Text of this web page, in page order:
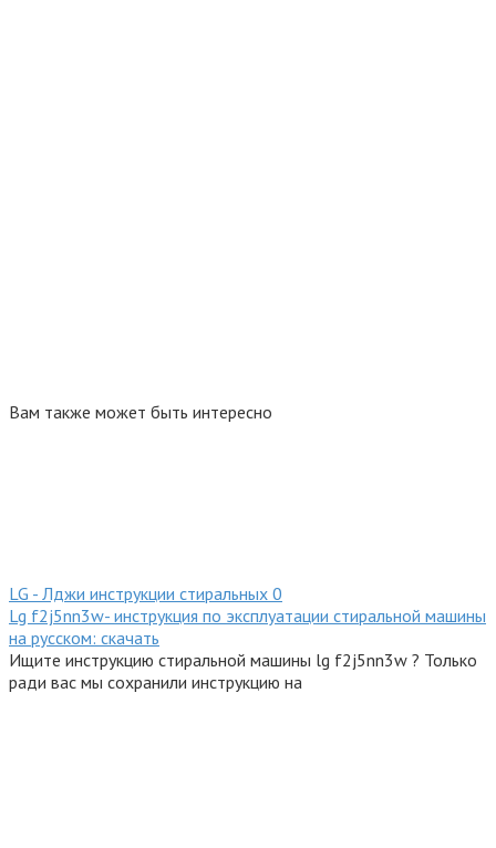
Вам также может быть интересно
LG - Лджи инструкции стиральных 0
Lg f2j5nn3w- инструкция по эксплуатации стиральной машины
на русском: скачать
Ищите инструкцию стиральной машины lg f2j5nn3w ? Только
ради вас мы сохранили инструкцию на